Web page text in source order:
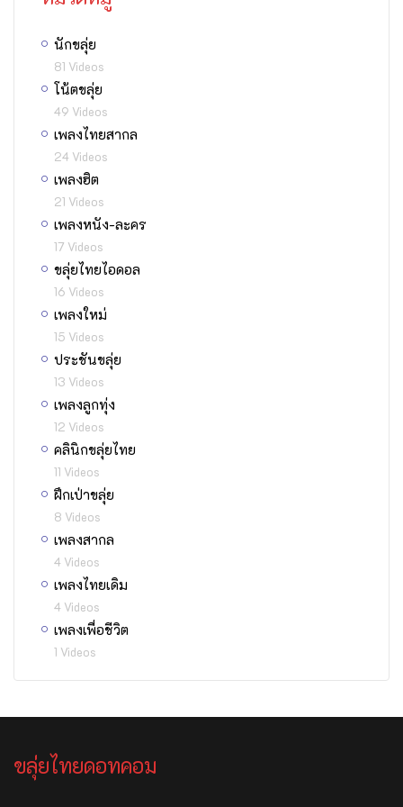
นักขลุ่ย
81 Videos
โน้ตขลุ่ย
49 Videos
เพลงไทยสากล
24 Videos
เพลงฮิต
21 Videos
เพลงหนัง-ละคร
17 Videos
ขลุ่ยไทยไอดอล
16 Videos
เพลงใหม่
15 Videos
ประชันขลุ่ย
13 Videos
เพลงลูกทุ่ง
12 Videos
คลินิกขลุ่ยไทย
11 Videos
ฝึกเป่าขลุ่ย
8 Videos
เพลงสากล
4 Videos
เพลงไทยเดิม
4 Videos
เพลงเพื่อชีวิต
1 Videos
ขลุ่ยไทยดอทคอม